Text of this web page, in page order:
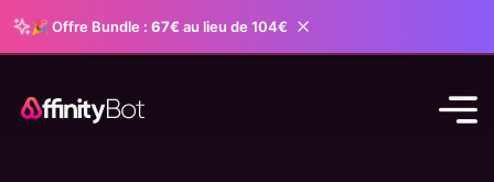
🎉 Offre Bundle : 67€ au lieu de 104€